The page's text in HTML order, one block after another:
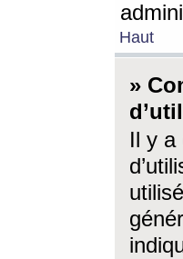
Haut
»
Il y a